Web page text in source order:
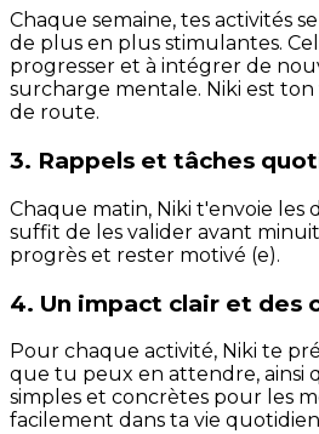
Chaque semaine, tes activités
de plus en plus stimulantes.
progresser et à intégrer de
surcharge mentale. Niki est
de route.
3. Rappels et tâches
Chaque matin, Niki t'envoie les
suffit de les valider avant
progrès et rester motivé (e).
4. Un impact clair et des
Pour chaque activité, Niki te
que tu peux en attendre, ainsi
simples et concrètes pour les
facilement dans ta vie